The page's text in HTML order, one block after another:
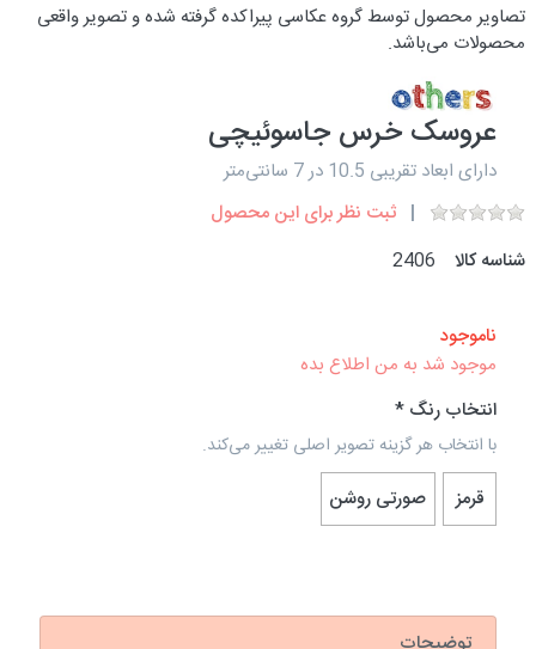
تصاویر محصول توسط گروه عکاسی پیراکده گرفته شده و تصویر واقعی
محصولات می‌باشد.
عروسک خرس جاسوئیچی
دارای ابعاد تقریبی 10.5 در 7 سانتی‌متر
ثبت نظر برای این محصول
شناسه کالا
2406
ناموجود
موجود شد به من اطلاع بده
انتخاب رنگ
با انتخاب هر گزینه تصویر اصلی تغییر می‌کند.
قرمز صورتی روشن